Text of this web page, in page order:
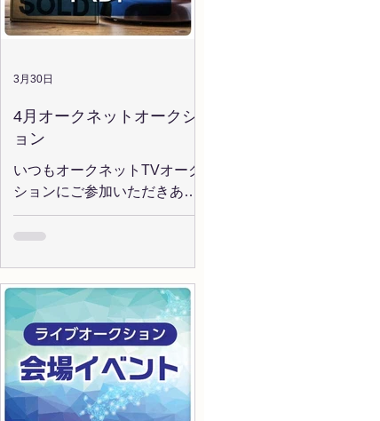
4月オークネットオークシ
ョン
いつもオークネットTVオーク
ションにご参加いただきあり
がとうございます。 今月の開
催コーナーお知らせします。
ーションハイパーに代わる新
たなプラットフォーム
「AUCNET CARS」が誕
生！！ 10/20,...
3月30日